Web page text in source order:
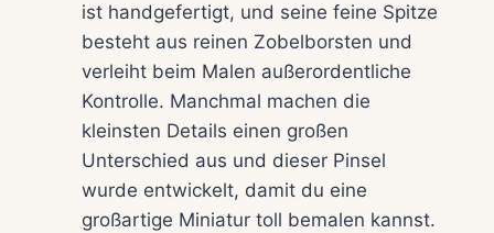
ist handgefertigt, und seine feine Spitze
besteht aus reinen Zobelborsten und
verleiht beim Malen außerordentliche
Kontrolle. Manchmal machen die
kleinsten Details einen großen
Unterschied aus und dieser Pinsel
wurde entwickelt, damit du eine
großartige Miniatur toll bemalen kannst.